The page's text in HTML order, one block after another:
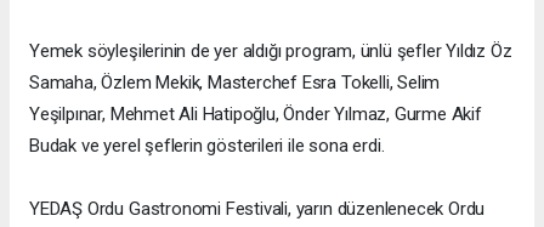
Yemek söyleşilerinin de yer aldığı program, ünlü şefler Yıldız Öz
Samaha, Özlem Mekik, Masterchef Esra Tokelli, Selim
Yeşilpınar, Mehmet Ali Hatipoğlu, Önder Yılmaz, Gurme Akif
Budak ve yerel şeflerin gösterileri ile sona erdi.
YEDAŞ Ordu Gastronomi Festivali, yarın düzenlenecek Ordu